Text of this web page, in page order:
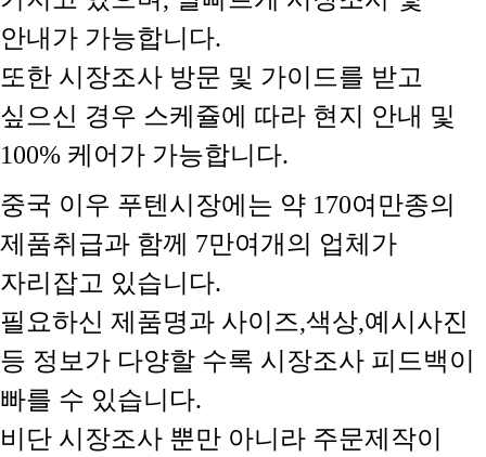
안내가 가능합니다.
또한 시장조사 방문 및 가이드를 받고
싶으신 경우 스케쥴에 따라 현지 안내 및
100% 케어가 가능합니다.
중국 이우 푸텐시장에는 약 170여만종의
제품취급과 함께 7만여개의 업체가
자리잡고 있습니다.
필요하신 제품명과 사이즈,색상,예시사진
등 정보가 다양할 수록 시장조사 피드백이
빠를 수 있습니다.
비단 시장조사 뿐만 아니라 주문제작이